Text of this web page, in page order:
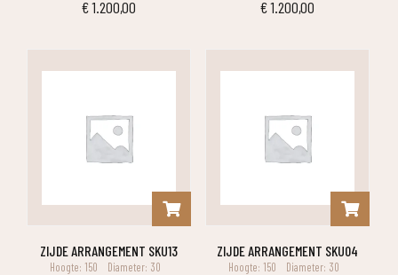
€1.200,00 €1.200,00
ZIJDE ARRANGEMENT SKU13
Hoogte: 150 Diameter: 30
ZIJDE ARRANGEMENT SKU04
Hoogte: 150 Diameter: 30